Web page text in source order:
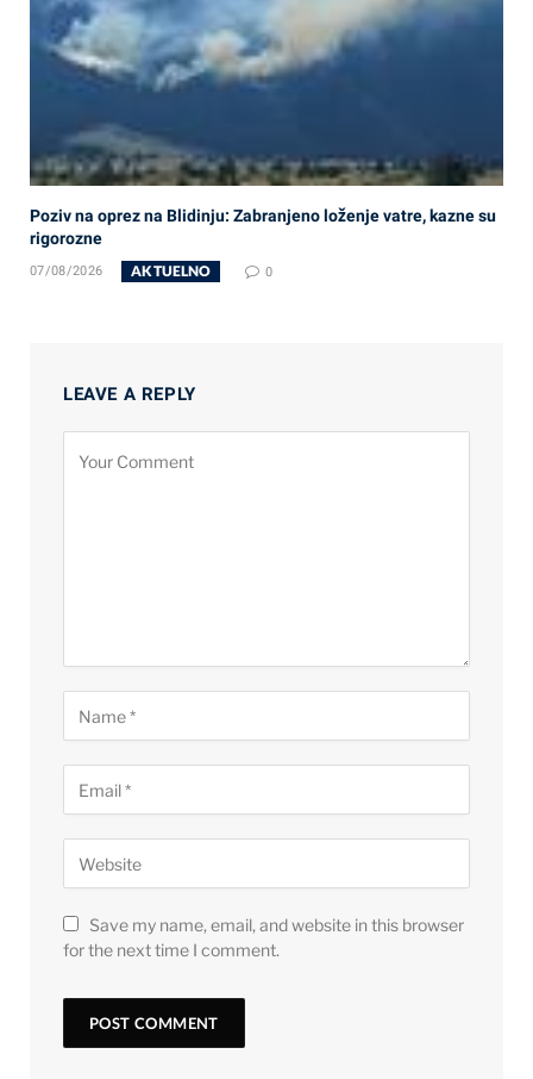
Poziv na oprez na Blidinju: Zabranjeno loženje vatre, kazne su
rigorozne
07/08/2026 AKTUELNO 0
LEAVE A REPLY
Save my name, email, and website in this browser
for the next time I comment.